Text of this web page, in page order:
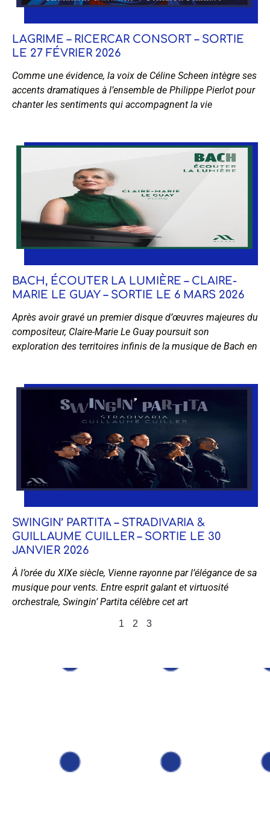
LAGRIME – RICERCAR CONSORT – SORTIE
LE 27 FÉVRIER 2026
Comme une évidence, la voix de Céline Scheen intègre ses
accents dramatiques à l’ensemble de Philippe Pierlot pour
chanter les sentiments qui accompagnent la vie
BACH, ÉCOUTER LA LUMIÈRE – CLAIRE-
MARIE LE GUAY – SORTIE LE 6 MARS 2026
Après avoir gravé un premier disque d’œuvres majeures du
compositeur, Claire-Marie Le Guay poursuit son
exploration des territoires infinis de la musique de Bach en
SWINGIN’ PARTITA – STRADIVARIA &
GUILLAUME CUILLER – SORTIE LE 30
JANVIER 2026
À l’orée du XIXe siècle, Vienne rayonne par l’élégance de sa
musique pour vents. Entre esprit galant et virtuosité
orchestrale, Swingin’ Partita célèbre cet art
1 2 3